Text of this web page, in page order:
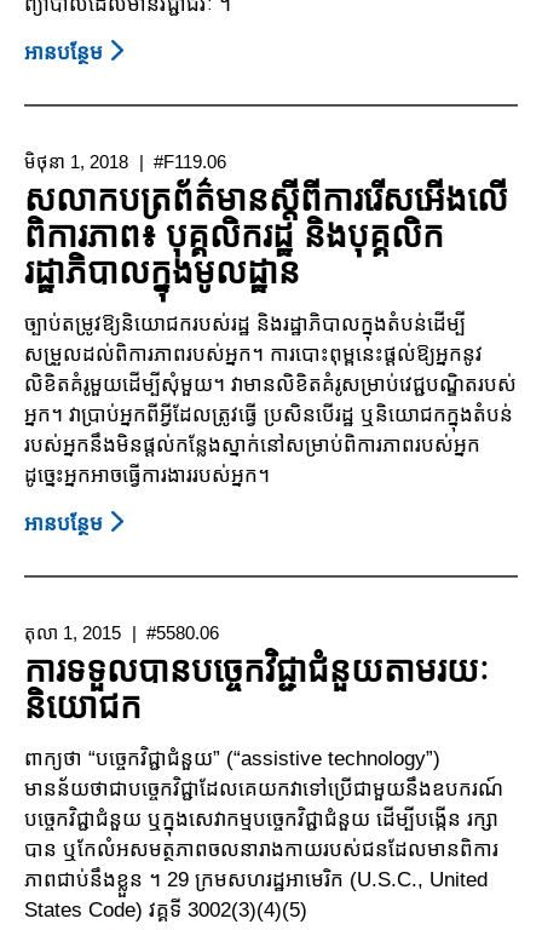
អាន​បន្ថែម About
ព័ត៌មាន
ស្តី
អំពី
ការ
រើសអើង
ពិការ
ភាព
៖
ការងារ
មិថុនា 1, 2018 #F119.06
សលាកបត្រព័ត៌មានស្តីពីការរើសអើងលើ
ពិការភាព៖ បុគ្គលិករដ្ឋ និងបុគ្គលិក
រដ្ឋាភិបាលក្នុងមូលដ្ឋាន
ច្បាប់តម្រូវឱ្យនិយោជករបស់រដ្ឋ និងរដ្ឋាភិបាលក្នុងតំបន់ដើម្បី
សម្រួលដល់ពិការភាពរបស់អ្នក។ ការបោះពុម្ពនេះផ្តល់ឱ្យអ្នកនូវ
លិខិតគំរូមួយដើម្បីសុំមួយ។ វាមានលិខិតគំរូសម្រាប់វេជ្ជបណ្ឌិតរបស់
អ្នក។ វាប្រាប់អ្នកពីអ្វីដែលត្រូវធ្វើ ប្រសិនបើរដ្ឋ ឬនិយោជកក្នុងតំបន់
របស់អ្នកនឹងមិនផ្តល់កន្លែងស្នាក់នៅសម្រាប់ពិការភាពរបស់អ្នក
ដូច្នេះអ្នកអាចធ្វើការងាររបស់អ្នក។
អាន​បន្ថែម About
ព័ត៌មាន
ការ
រើសអើងលើ
ពិការ
បុគ្គលិក
រដ្ឋ
និង
បុគ្គលិក
រដ្ឋាភិបាល
ក្នុង
តុលា 1, 2015 #5580.06
ការទទួលបានបច្ចេកវិជ្ជាជំនួយតាមរយៈ
និយោជក
ពាក្យថា “បច្ចេកវិជ្ជាជំនួយ” (“assistive technology”)
មានន័យថាជាបច្ចេកវិជ្ជាដែល​គេយកវា​ទៅប្រើ​ជាមួយនឹងឧបករណ៍
បច្ចេកវិជ្ជាជំនួយ ឬក្នុងសេវាកម្ម​បច្ចេកវិជ្ជាជំនួយ ដើម្បី​បង្កើន រក្សា​
បាន ឬកែលំអសមត្ថភាពចលនា​រាងកាយ​របស់ជនដែល​មាន​ពិការ
ភាព​ជាប់​នឹងខ្លួន ។ 29 ក្រមសហរដ្ឋអាមេរិក (U.S.C., United
States Code) វគ្គទី 3002(3)(4)(5)